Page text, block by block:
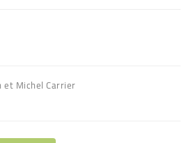
et Michel Carrier